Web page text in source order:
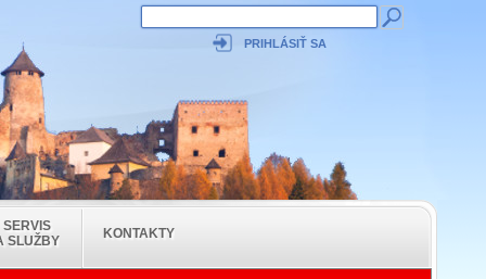
PRIHLÁSIŤ SA
SERVIS
SLUŽBY
KONTAKTY